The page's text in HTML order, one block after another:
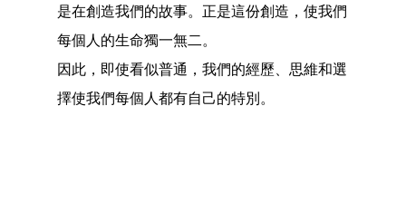
是在創造我們的故事。正是這份創造，使我們
每個人的生命獨一無二。
因此，即使看似普通，我們的經歷、思維和選
擇使我們每個人都有自己的特別。